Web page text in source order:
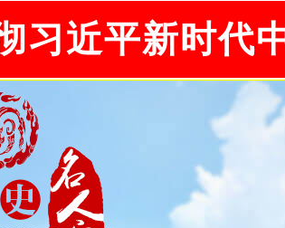
习近平新时代